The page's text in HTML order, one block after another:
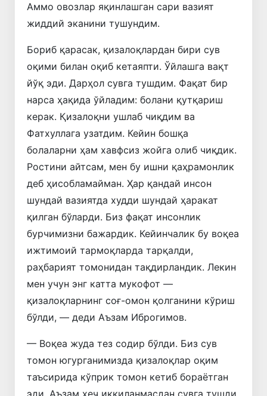
Аммо овозлар яқинлашган сари вазият
жиддий эканини тушундим.
Бориб қарасак, қизалоқлардан бири сув
оқими билан оқиб кетаяпти. Ўйлашга вақт
йўқ эди. Дарҳол сувга тушдим. Фақат бир
нарса ҳақида ўйладим: болани қутқариш
керак. Қизалоқни ушлаб чиқдим ва
Фатхуллага узатдим. Кейин бошқа
болаларни ҳам хавфсиз жойга олиб чиқдик.
Ростини айтсам, мен бу ишни қаҳрамонлик
деб ҳисобламайман. Ҳар қандай инсон
шундай вазиятда худди шундай ҳаракат
қилган бўларди. Биз фақат инсонлик
бурчимизни бажардик. Кейинчалик бу воқеа
ижтимоий тармоқларда тарқалди,
раҳбарият томонидан тақдирландик. Лекин
мен учун энг катта мукофот —
қизалоқларнинг соғ-омон қолганини кўриш
бўлди, — деди Аъзам Иброгимов.
— Воқеа жуда тез содир бўлди. Биз сув
томон югурганимизда қизалоқлар оқим
таъсирида кўприк томон кетиб бораётган